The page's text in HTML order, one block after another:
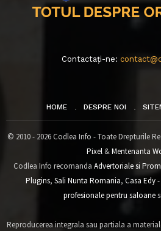
Contactați-ne:
HOME DESPRE NOI
© 2010 - 2026 Codlea Info - Toate Drepturile
Pixel&Mentenanta
Codlea Info recomanda Advertoriale si
Plugins, Sali Nunta Romania, Casa Edy
profesionale pentru saloanesi
Reproducerea integrala sau partiala a